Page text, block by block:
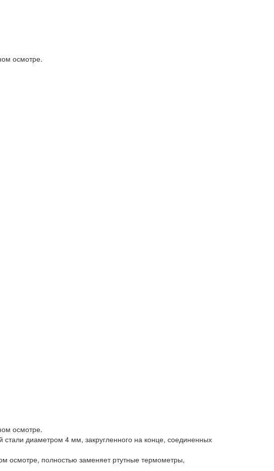
осмотре.
осмотре.
стали диаметром 4 мм, закругленного на конце, соединенных
осмотре, полностью заменяет ртутные термометры,